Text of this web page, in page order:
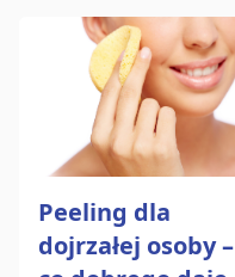
Peeling dla
dojrzałej osoby –